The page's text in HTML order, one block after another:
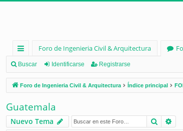
nl
ac
es
rá
pi
Foro de Ingenieria Civil & Arquitectura
Buscar Identificarse Registrarse
Foro de Ingenieria Civil & Arquitectura Índice principal
Guatemala
Nuevo Tema Buscar